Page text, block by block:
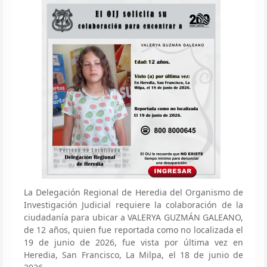
La Delegación Regional de Heredia del Organismo de
Investigación Judicial requiere la colaboración de la
ciudadanía para ubicar a VALERYA GUZMÁN GALEANO,
de 12 años, quien fue reportada como no localizada el
19 de junio de 2026, fue vista por última vez en
Heredia, San Francisco, La Milpa, el 18 de junio de